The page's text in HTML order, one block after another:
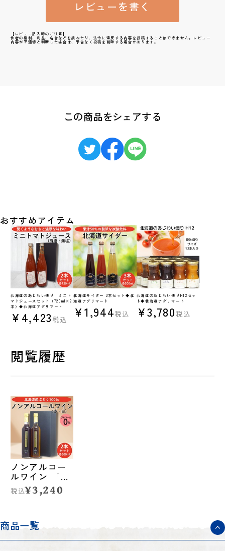
レビューを書く
【レビュー記入時のご注意】
他者の権利、利益、名誉などを損ねたり、法令に違反する内容を投稿することはできません。レビュー
内容が不適切と判断した場合は、予告なく投稿を削除する場合があります。
この商品をシェアする
おすすめアイテム
北海道のあじわい便り ミニト
マトジュースセット（720ml×2
本）◆北海道アグリマート
¥4,423 税込
北海道サイダー 3本セット◆北
海道アグリマート
¥1,944税込
北海道のあじわい便りH12セッ
ト◆北海道アグリマート
¥3,780 税込
閲覧履歴
ノンアルコー
ルワイン 「プ
レサドール」
赤・白セット
税込¥3,240
商品一覧